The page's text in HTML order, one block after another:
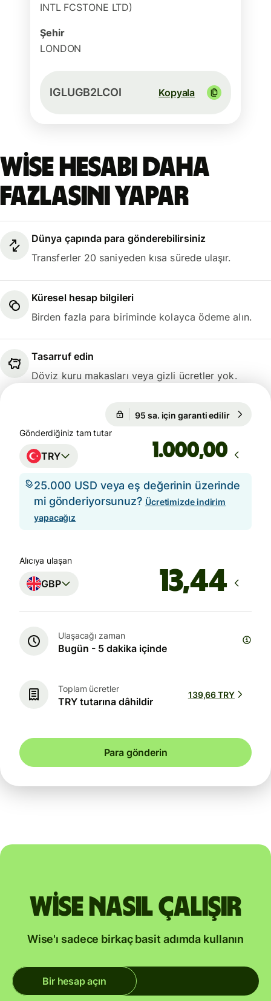
INTL FCSTONE LTD)
Şehir
LONDON
IGLUGB2LCOI Kopyala
Wise hesabı daha
fazlasını yapar
Dünya çapında para gönderebilirsiniz
Transferler 20 saniyeden kısa sürede ulaşır.
Küresel hesap bilgileri
Birden fazla para biriminde kolayca ödeme alın.
Tasarruf edin
Döviz kuru makasları veya gizli ücretler yok.
95 sa. için garanti edilir
Gönderdiğiniz tam tutar
TRY ,00
25.000 USD veya eş değerinin üzerinde
mi gönderiyorsunuz? Ücretimizde indirim
yapacağız
Alıcıya ulaşan
GBP
Ulaşacağı zaman
Bugün - 5 dakika içinde
Toplam ücretler
TRY tutarına dâhildir
139,66 TRY
Para gönderin
Wise nasıl çalışır
Wise'ı sadece birkaç basit adımda kullanın
Bir hesap açın